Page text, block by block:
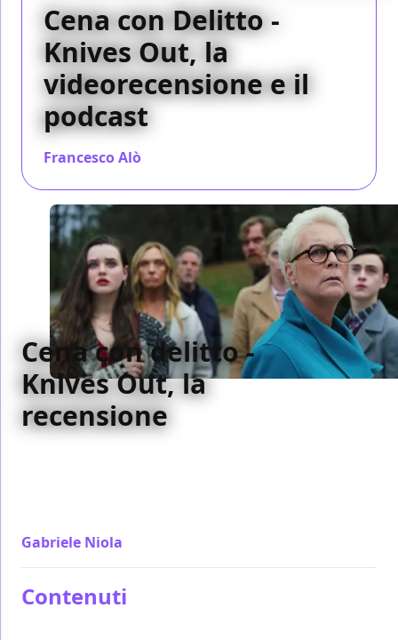
Cena con Delitto -
Knives Out, la
videorecensione e il
podcast
Francesco Alò
Cena con delitto -
Knives Out, la
recensione
Gabriele Niola
Contenuti